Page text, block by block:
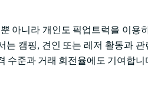
아니라 개인도 픽업트럭을 이용
캠핑, 견인 또는 레저 활동과
수준과 거래 회전율에도 기여합니